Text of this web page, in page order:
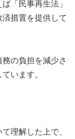
「民事再生法」
措置を提供して
の負担を減少さ
います。
理解した上で、